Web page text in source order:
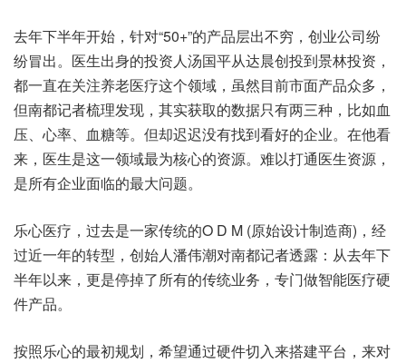
去年下半年开始，针对“50+”的产品层出不穷，创业公司纷
纷冒出。医生出身的投资人汤国平从达晨创投到景林投资，
都一直在关注养老医疗这个领域，虽然目前市面产品众多，
但南都记者梳理发现，其实获取的数据只有两三种，比如血
压、心率、血糖等。但却迟迟没有找到看好的企业。在他看
来，医生是这一领域最为核心的资源。难以打通医生资源，
是所有企业面临的最大问题。
乐心医疗，过去是一家传统的O D M (原始设计制造商)，经
过近一年的转型，创始人潘伟潮对南都记者透露：从去年下
半年以来，更是停掉了所有的传统业务，专门做智能医疗硬
件产品。
按照乐心的最初规划，希望通过硬件切入来搭建平台，来对